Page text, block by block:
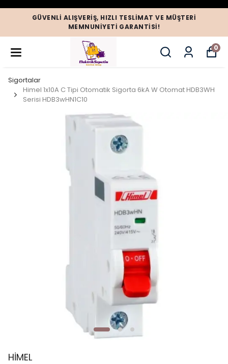
GÜVENLI ALIŞVERIŞ, HIZLI TESLIMAT VE MÜŞTERI
MEMNUNIYETI GARANTISI!
0
Sigortalar
Himel 1x10A C Tipi Otomatik Sigorta 6kA W Otomat HDB3WH
Serisi HDB3wHN1C10
HİMEL